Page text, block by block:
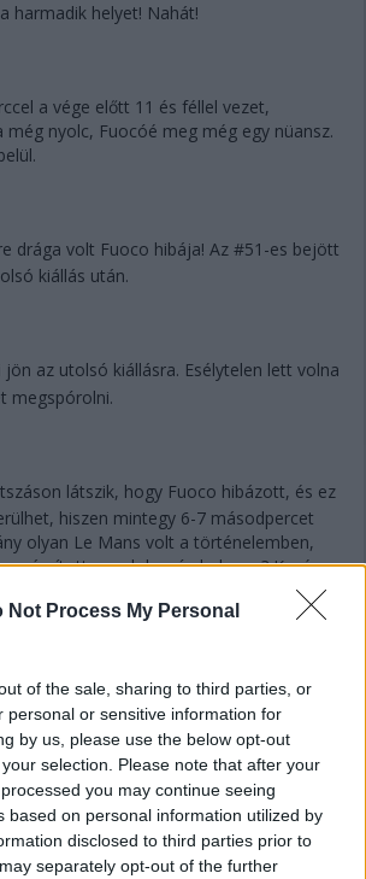
Not Process My Personal
of the sale, sharing to third parties, or
personal or sensitive information for
by us, please use the below opt-out
selection. Please note that after your
you may continue seeing
based on personal information utilized by
disclosed to third parties prior to
separately opt-out of the further
harmadik helyet! Nahát!
a vége előtt 11 és féllel vezet,
még nyolc, Fuocóé meg még egy nüansz.
drága volt Fuoco hibája! Az #51-es bejött
kiállás után.
jön az utolsó kiállásra. Esélytelen lett volna
megspórolni.
látszik, hogy Fuoco hibázott, és ez
hiszen mintegy 6-7 másodpercet
olyan Le Mans volt a történelemben,
számított egy dobogós helyen...? Kevés.
mindjárt.
mi a helyet: Kubica 10 másodperccel
újabb kilenccel a most sokat bukó Fuoco